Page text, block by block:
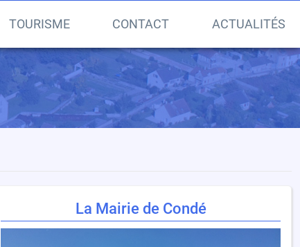
TOURISME CONTACT ACTUALITÉS
La Mairie de Condé